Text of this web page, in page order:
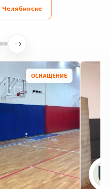
Челябинске
ОСНАЩЕНИЕ